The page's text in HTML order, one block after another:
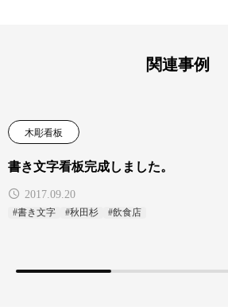
関連事例
木彫看板
書き文字看板完成しました。
2017.09.20
#書き文字 #秋田杉 #飲食店